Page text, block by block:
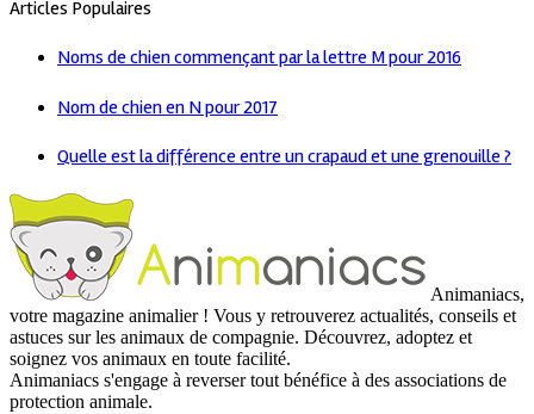
Articles Populaires
Noms de chien commençant par la lettre M pour 2016
Nom de chien en N pour 2017
Quelle est la différence entre un crapaud et une grenouille ?
Animaniacs,
votre magazine animalier ! Vous y retrouverez actualités, conseils et
astuces sur les animaux de compagnie. Découvrez, adoptez et
soignez vos animaux en toute facilité.
Animaniacs s'engage à reverser tout bénéfice à des associations de
protection animale.